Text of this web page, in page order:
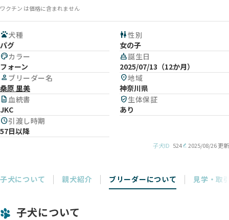
ワクチン は価格に含まれません
pets犬種
パグ
wc性別
女の子
paletteカラー
フォーン
cake誕生日
2025/07/13（12か月）
person ブリーダー名
桑原 里美
location_on地域
神奈川県
description血統書
JKC
verified_user生体保証
あり
schedule引渡し時期
57日以降
子犬ID 524 2025/08/26 更新
子犬について 親犬紹介 ブリーダーについて 見学・取
子犬について